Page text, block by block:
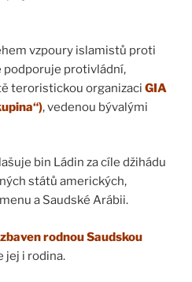
vzpoury islamistů proti
podporuje protivládní,
teroristickou organizaci GIA
, vedenou bývalými
bin Ládin za cíle džihádu
států amerických,
a Saudské Arábii.
rodnou Saudskou
jej i rodina.